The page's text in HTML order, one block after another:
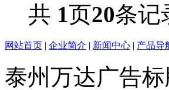
共 1页20条记
网站首页 | 企业简介 | 新闻中心 | 产品导
泰州万达广告